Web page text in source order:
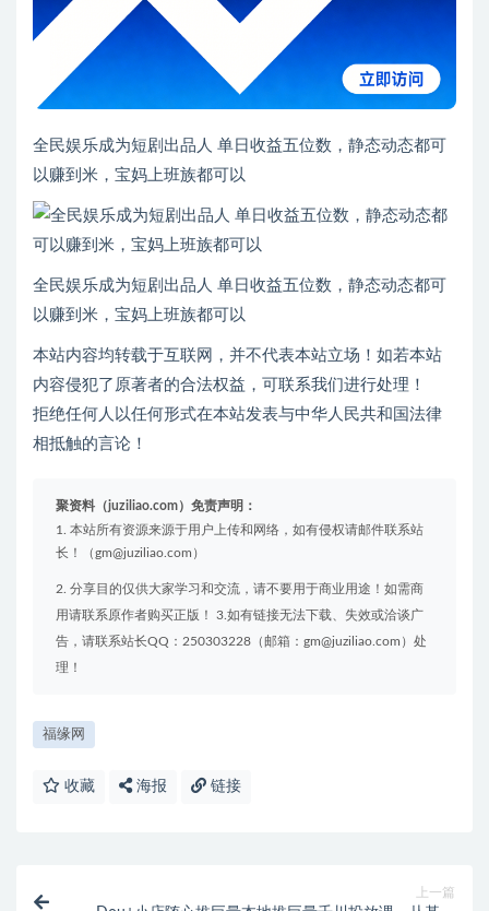
钻石会员
有效期 永久有效
累计销量 34
下载遇到问题？请联系站长QQ：250303228（邮箱：
gm@juziliao.com）
全民娱乐成为短剧出品人 单日收益五位数，静态动态都可
以赚到米，宝妈上班族都可以
以赚到米，宝妈上班族都可以
拒绝任何人以任何形式在本站发表与中华人民共和国法律